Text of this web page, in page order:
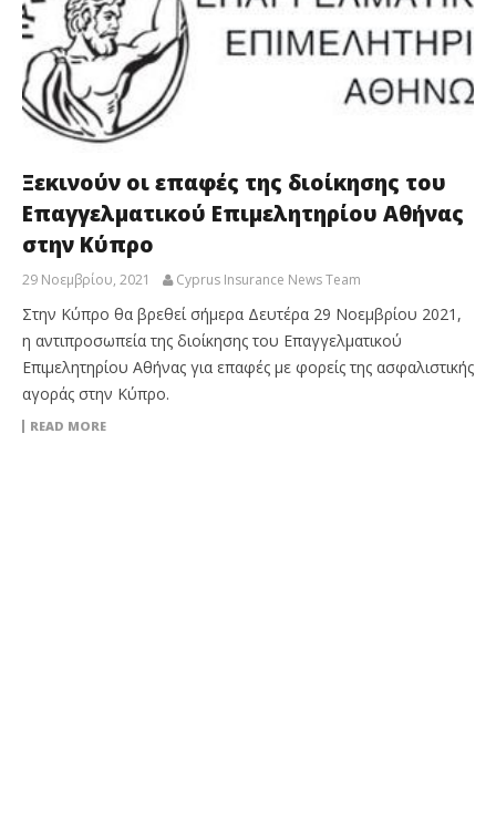
Ξεκινούν οι επαφές της διοίκησης του
Επαγγελματικού Επιμελητηρίου Αθήνας
στην Κύπρο
29 Νοεμβρίου, 2021 Cyprus Insurance News Team
Στην Κύπρο θα βρεθεί σήμερα Δευτέρα 29 Νοεμβρίου 2021,
η αντιπροσωπεία της διοίκησης του Επαγγελματικού
Επιμελητηρίου Αθήνας για επαφές με φορείς της ασφαλιστικής
αγοράς στην Κύπρο.
READ MORE